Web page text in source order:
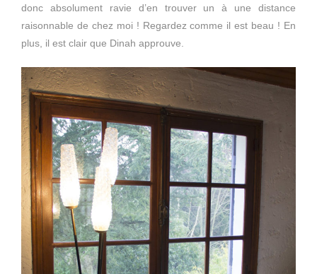
donc absolument ravie d’en trouver un à une distance
raisonnable de chez moi ! Regardez comme il est beau ! En
plus, il est clair que Dinah approuve.